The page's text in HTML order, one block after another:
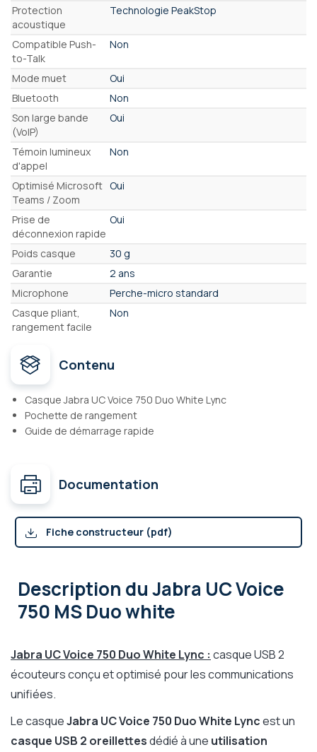
Protection
acoustique
Technologie PeakStop
Compatible Push-
to-Talk
Non
Mode muet
Oui
Bluetooth
Non
Son large bande
(VoIP)
Oui
Témoin lumineux
d'appel
Non
Optimisé Microsoft
Teams / Zoom
Oui
Prise de
déconnexion rapide
Oui
Poids casque
30 g
Garantie
2 ans
Microphone
Perche-micro standard
Casque pliant,
rangement facile
Non
Contenu
Casque Jabra UC Voice 750 Duo White Lync
Pochette de rangement
Guide de démarrage rapide
Documentation
Fiche constructeur (pdf)
Description du Jabra UC Voice
750 MS Duo white
Jabra UC Voice 750 Duo White Lync : casque USB 2
écouteurs conçu et optimisé pour les communications
unifiées.
Le casqueJabra UC Voice 750 Duo White Lyncest un
casque USB 2 oreillettesdédié à une utilisation